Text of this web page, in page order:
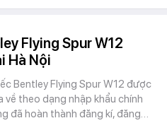
Flying Spur W12
Hà Nội
Bentley Flying Spur W12 được
về theo dạng nhập khẩu chính
đã hoàn thành đăng kí, đăng…